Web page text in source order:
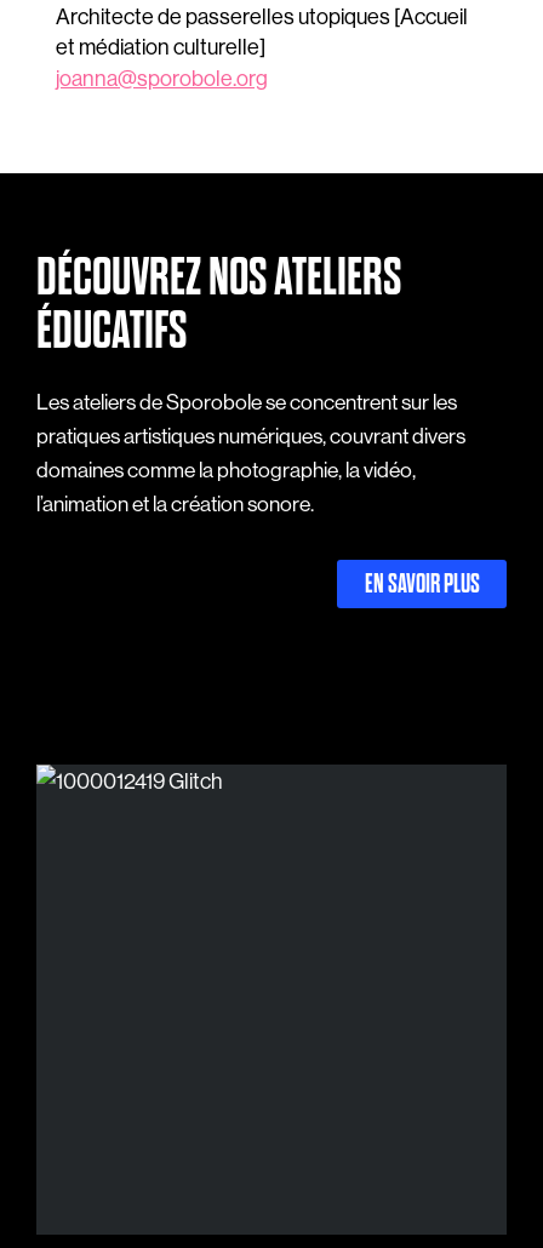
Architecte de passerelles utopiques [Accueil
et médiation culturelle]
joanna@sporobole.org
DÉCOUVREZ NOS ATELIERS
ÉDUCATIFS
Les ateliers de Sporobole se concentrent sur les
pratiques artistiques numériques, couvrant divers
domaines comme la photographie, la vidéo,
l’animation et la création sonore.
EN SAVOIR PLUS